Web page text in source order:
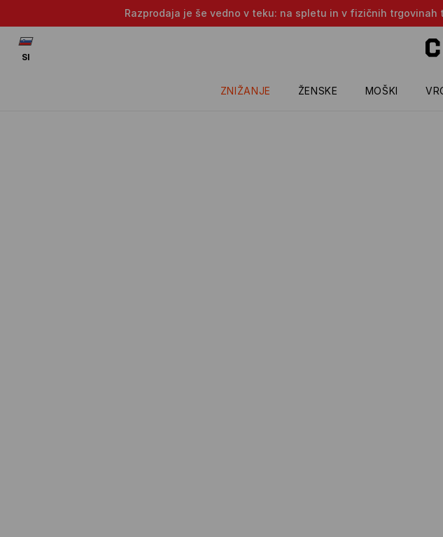
Razprodaja je še vedno v teku: na spletu in v fizičnih
ZNIŽANJE ŽENSKE MOŠKI
SI